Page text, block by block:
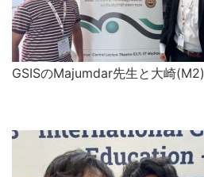
GSISのMajumdar先生と大崎(M2)